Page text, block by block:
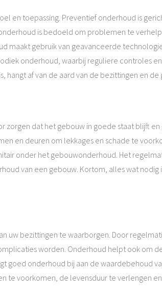
en toepassing. Preventief onderhoud is
is bedoeld om problemen te
maakt gebruik van geavanceerde
onderhoud, waarbij reguliere controles
af van de aard van de bezittingen en
dat het gebouw in goede staat blijft
en deuren om lekkages en schade te
onder het gebouwonderhoud. Het
van een gebouw. Kortom, alles wat
uw bezittingen te waarborgen. Door
worden. Onderhoud helpt ook om
goed onderhoud bij aan de waardebehoud
te voorkomen, de levensduur te verlengen